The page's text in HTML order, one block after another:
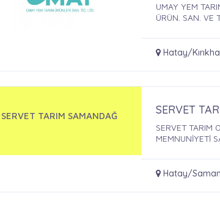
UMAY YEM
ÜRÜN. SAN. VE
Hatay/
SERVET TARIM SAMANDAĞ SERVET
SERVET TARIM
MEMNUNİYETİ
Hatay/